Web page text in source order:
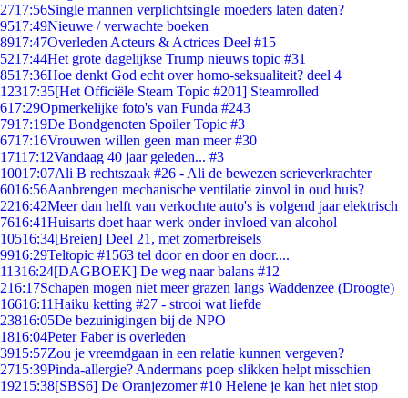
2717:56Single mannen verplichtsingle moeders laten daten?
9517:49Nieuwe / verwachte boeken
8917:47Overleden Acteurs & Actrices Deel #15
5217:44Het grote dagelijkse Trump nieuws topic #31
8517:36Hoe denkt God echt over homo-seksualiteit? deel 4
12317:35[Het Officiële Steam Topic #201] Steamrolled
617:29Opmerkelijke foto's van Funda #243
7917:19De Bondgenoten Spoiler Topic #3
6717:16Vrouwen willen geen man meer #30
17117:12Vandaag 40 jaar geleden... #3
10017:07Ali B rechtszaak #26 - Ali de bewezen serieverkrachter
6016:56Aanbrengen mechanische ventilatie zinvol in oud huis?
2216:42Meer dan helft van verkochte auto's is volgend jaar elektrisch
7616:41Huisarts doet haar werk onder invloed van alcohol
10516:34[Breien] Deel 21, met zomerbreisels
9916:29Teltopic #1563 tel door en door en door....
11316:24[DAGBOEK] De weg naar balans #12
216:17Schapen mogen niet meer grazen langs Waddenzee (Droogte)
16616:11Haiku ketting #27 - strooi wat liefde
23816:05De bezuinigingen bij de NPO
1816:04Peter Faber is overleden
3915:57Zou je vreemdgaan in een relatie kunnen vergeven?
2715:39Pinda-allergie? Andermans poep slikken helpt misschien
19215:38[SBS6] De Oranjezomer #10 Helene je kan het niet stop